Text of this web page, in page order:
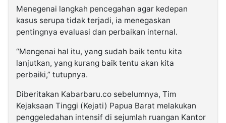
Menegenai langkah pencegahan agar kedepan
kasus serupa tidak terjadi, ia menegaskan
pentingnya evaluasi dan perbaikan internal.
“Mengenai hal itu, yang sudah baik tentu kita
lanjutkan, yang kurang baik tentu akan kita
perbaiki,” tutupnya.
Diberitakan Kabarbaru.co sebelumnya, Tim
Kejaksaan Tinggi (Kejati) Papua Barat melakukan
penggeledahan intensif di sejumlah ruangan Kantor